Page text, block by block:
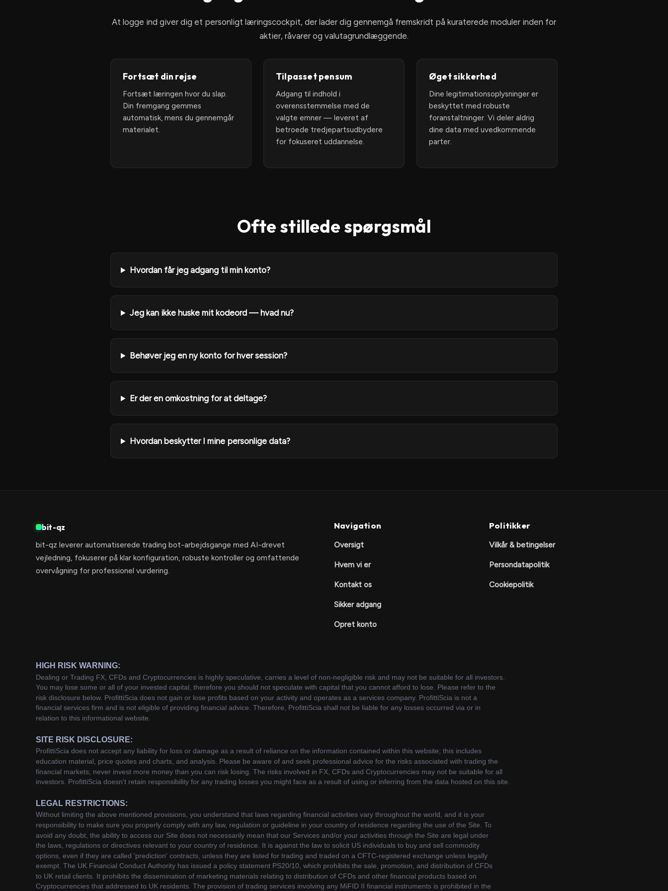
At logge ind giver dig et personligt læringscockpit, der lader dig gennemgå fremskridt på kuraterede moduler inden for
aktier, råvarer og valutagrundlæggende.
Fortsæt din rejse
Fortsæt læringen hvor du slap.
Din fremgang gemmes
automatisk, mens du gennemgår
materialet.
Tilpasset pensum
Adgang til indhold i
overensstemmelse med de
valgte emner — leveret af
betroede tredjepartsudbydere
for fokuseret uddannelse.
Øget sikkerhed
Dine legitimationsoplysninger er
beskyttet med robuste
foranstaltninger. Vi deler aldrig
dine data med uvedkommende
parter.
Ofte stillede spørgsmål
Hvordan får jeg adgang til min konto?
Jeg kan ikke huske mit kodeord — hvad nu?
Behøver jeg en ny konto for hver session?
Er der en omkostning for at deltage?
Hvordan beskytter I mine personlige data?
bit-qz
bit-qz leverer automatiserede trading bot-arbejdsgange med AI-drevet
vejledning, fokuserer på klar konfiguration, robuste kontroller og omfattende
overvågning for professionel vurdering.
Navigation
Oversigt
Hvem vi er
Kontakt os
Sikker adgang
Opret konto
Politikker
Vilkår & betingelser
Persondatapolitik
Cookiepolitik